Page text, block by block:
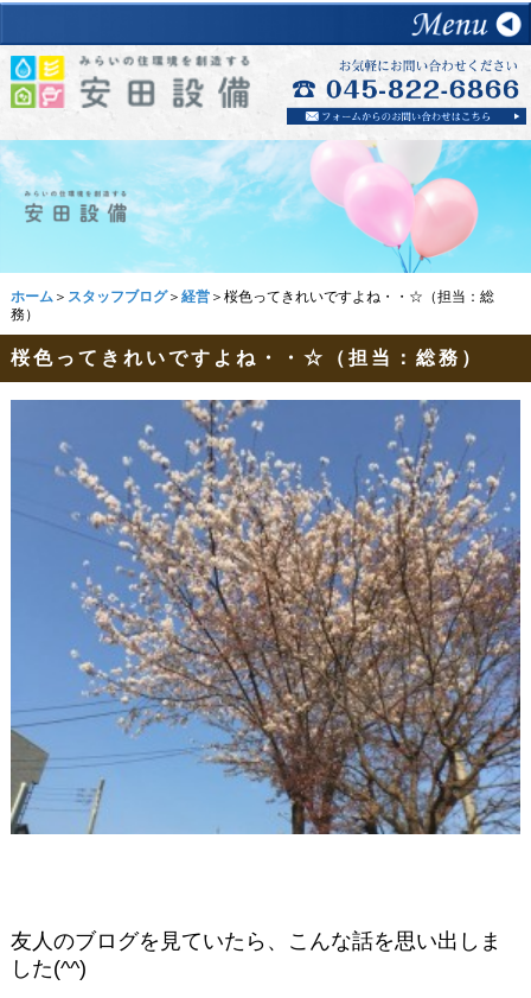
ホーム＞ スタッフブログ＞ 経営＞桜色ってきれいですよね・・☆（担当：総
務）
桜色ってきれいですよね・・☆（担当：総務）
友人のブログを見ていたら、こんな話を思い出しま
した(^^)